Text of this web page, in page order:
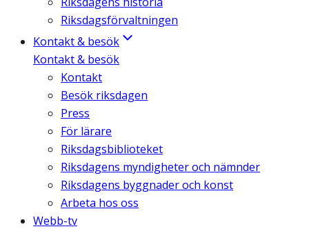
Riksdagsförvaltningen
Kontakt & besök
Kontakt & besök
Kontakt
Besök riksdagen
Press
För lärare
Riksdagsbiblioteket
Riksdagens myndigheter och nämnder
Riksdagens byggnader och konst
Arbeta hos oss
Webb-tv